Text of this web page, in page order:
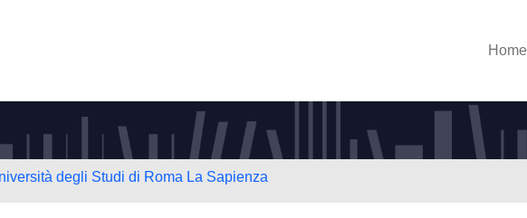
Home
degli Studi di Roma La Sapienza